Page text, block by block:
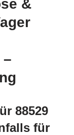
&
88529
für